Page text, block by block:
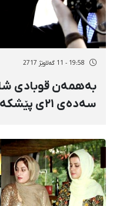
19:58 - 11 گەلاوێژ 2717
بەهمەن قوبادی
سەدەی